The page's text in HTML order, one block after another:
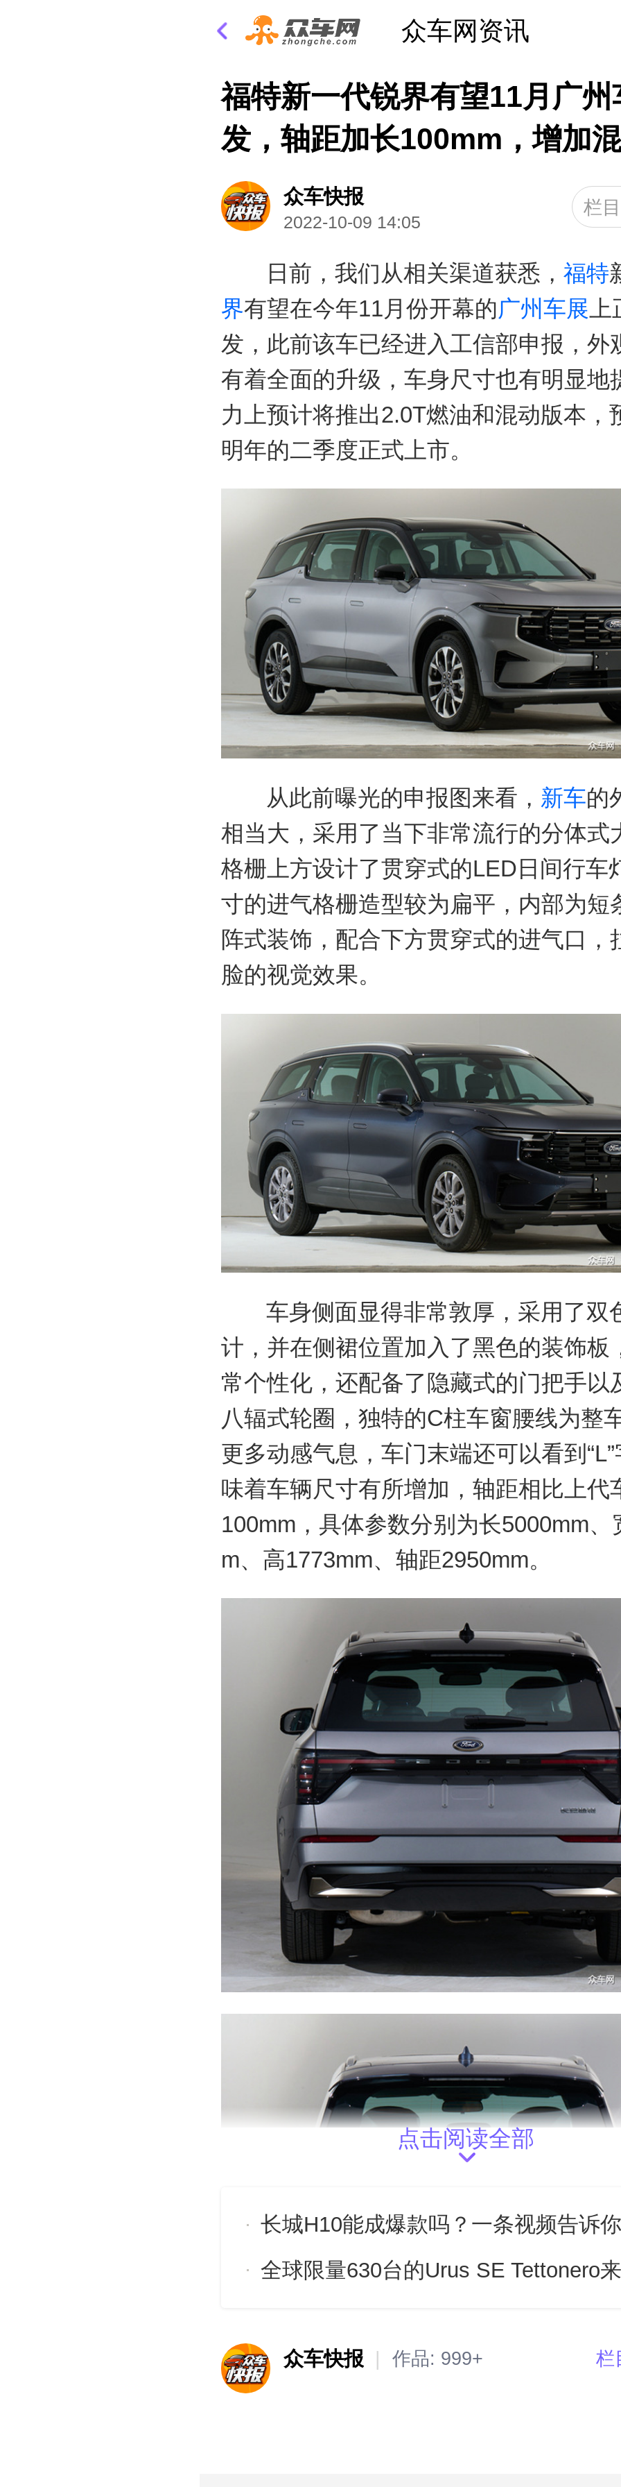
众车网资讯
福特新一代锐界有望11月广州
发，轴距加长100mm，增加
众车快报
2022-10-09 14:05
栏
日前，我们从相关渠道获悉，福特
界有望在今年11月份开幕的广州车展
发，此前该车已经进入工信部申报，外
有着全面的升级，车身尺寸也有明显地
力上预计将推出2.0T燃油和混动版本，
明年的二季度正式上市。
从此前曝光的申报图来看， 新车的
相当大，采用了当下非常流行的分体式
格栅上方设计了贯穿式的LED日间行车
寸的进气格栅造型较为扁平，内部为短
阵式装饰，配合下方贯穿式的进气口，
脸的视觉效果。
车身侧面显得非常敦厚，采用了双
计，并在侧裙位置加入了黑色的装饰板
常个性化，还配备了隐藏式的门把手以
八辐式轮圈，独特的C柱车窗腰线为整
更多动感气息，车门末端还可以看到
味着车辆尺寸有所增加，轴距相比上代
100mm，具体参数分别为长5000mm、
m、高1773mm、轴距2950mm。
点击阅读全部
长城H10能成爆款吗？一条视频告诉
全球限量630台的Urus SE Tettonero
众车快报 | 作品: 999+ 栏